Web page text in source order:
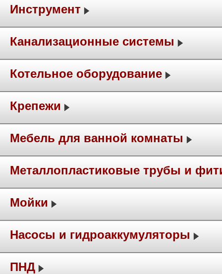
Инструмент
Канализационные системы
Котельное оборудование
Крепежи
Мебель для ванной комнаты
Металлопластиковые трубы и
Мойки
Насосы и гидроаккумуляторы
ПНД